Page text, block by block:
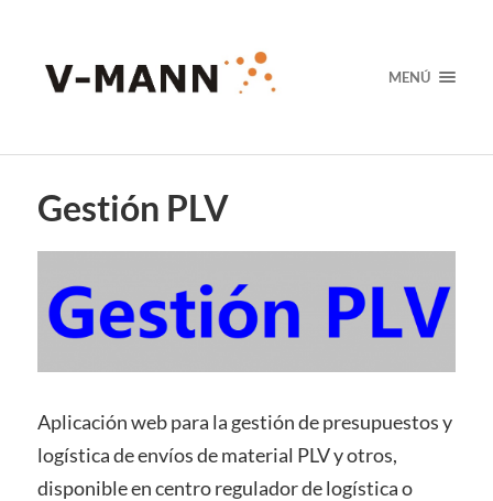
MENÚ
Gestión PLV
Aplicación web para la gestión de presupuestos y
logística de envíos de material PLV y otros,
disponible en centro regulador de logística o